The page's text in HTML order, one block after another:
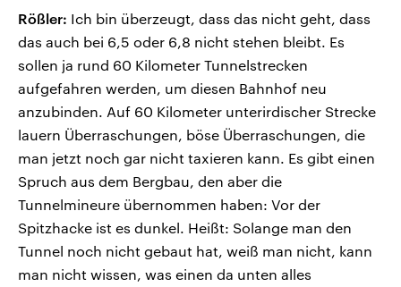
Rößler: Ich bin überzeugt, dass das nicht geht, dass
das auch bei 6,5 oder 6,8 nicht stehen bleibt. Es
sollen ja rund 60 Kilometer Tunnelstrecken
aufgefahren werden, um diesen Bahnhof neu
anzubinden. Auf 60 Kilometer unterirdischer Strecke
lauern Überraschungen, böse Überraschungen, die
man jetzt noch gar nicht taxieren kann. Es gibt einen
Spruch aus dem Bergbau, den aber die
Tunnelmineure übernommen haben: Vor der
Spitzhacke ist es dunkel. Heißt: Solange man den
Tunnel noch nicht gebaut hat, weiß man nicht, kann
man nicht wissen, was einen da unten alles